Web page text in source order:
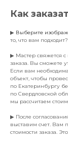
Как
▶ Выберите
то, что вам
▶ Мастер свяжется
заказа. Вы сможете
Если вам
объект, чтобы
по Екатеринбургу
по Свердловской
мы рассчитаем
▶ После
выставим счет. Вам
стоимости заказа.